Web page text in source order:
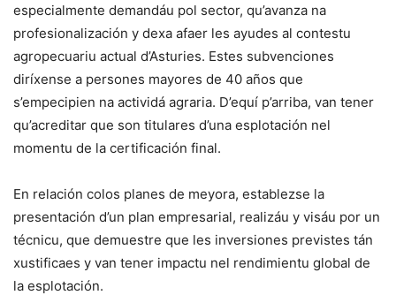
especialmente demandáu pol sector, qu’avanza na
profesionalización y dexa afaer les ayudes al contestu
agropecuariu actual d’Asturies. Estes subvenciones
diríxense a persones mayores de 40 años que
s’empecipien na actividá agraria. D’equí p’arriba, van tener
qu’acreditar que son titulares d’una esplotación nel
momentu de la certificación final.
En relación colos planes de meyora, establezse la
presentación d’un plan empresarial, realizáu y visáu por un
técnicu, que demuestre que les inversiones previstes tán
xustificaes y van tener impactu nel rendimientu global de
la esplotación.